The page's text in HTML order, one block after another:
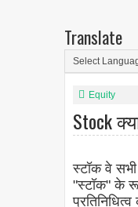
Translate
Equity
Stock
स्टॉक वे
"स्टॉक" के